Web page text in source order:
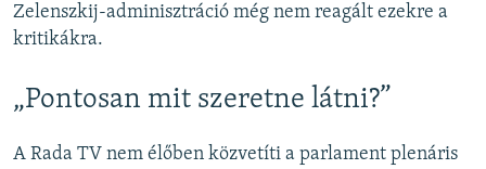
Zelenszkij-adminisztráció még nem reagált ezekre a
kritikákra.
„Pontosan mit szeretne látni?”
A Rada TV nem élőben közvetíti a parlament plenáris